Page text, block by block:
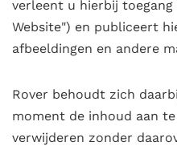
verleent u hierbij
Website") en publiceert
afbeeldingen en andere
Rover behoudt zich
moment de inhoud aan
verwijderen zonder